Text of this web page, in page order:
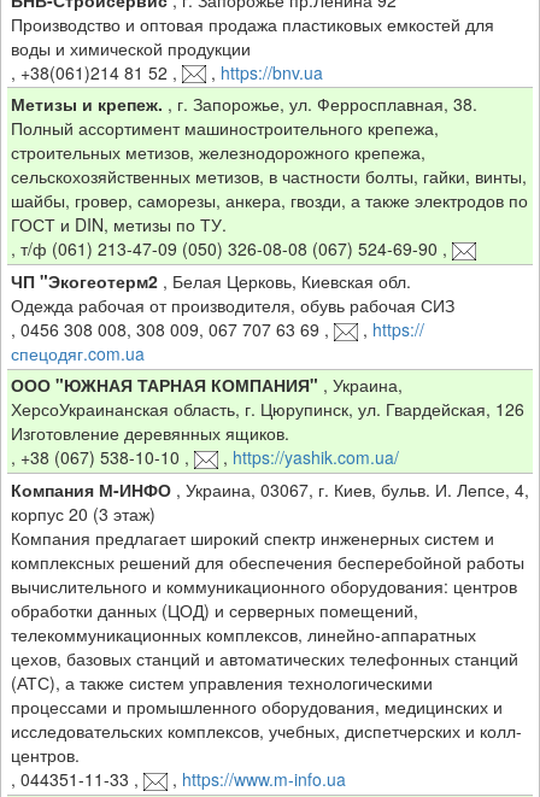
Производство и оптовая продажа пластиковых емкостей для
воды и химической продукции
, +38(061)214 81 52 , , https://bnv.ua
Метизы и крепеж. , г. Запорожье, ул. Ферросплавная, 38.
Полный ассортимент машиностроительного крепежа,
строительных метизов, железнодорожного крепежа,
сельскохозяйственных метизов, в частности болты, гайки, винты,
шайбы, гровер, саморезы, анкера, гвозди, а также электродов по
ГОСТ и DIN, метизы по ТУ.
, т/ф (061) 213-47-09 (050) 326-08-08 (067) 524-69-90 ,
ЧП "Экогеотерм2, Белая Церковь, Киевская обл.
Одежда рабочая от производителя, обувь рабочая СИЗ
, 0456 308 008, 308 009, 067 707 63 69 , , https://
спецодяг.com.ua
ООО "ЮЖНАЯ ТАРНАЯ КОМПАНИЯ" , Украина,
ХерсоУкраинанская область, г. Цюрупинск, ул. Гвардейская, 126
Изготовление деревянных ящиков.
, +38 (067) 538-10-10 , , https://yashik.com.ua/
Компания М-ИНФО, Украина, 03067, г. Киев, бульв. И. Лепсе, 4,
корпус 20 (3 этаж)
Компания предлагает широкий спектр инженерных систем и
комплексных решений для обеспечения бесперебойной работы
вычислительного и коммуникационного оборудования: центров
обработки данных (ЦОД) и серверных помещений,
телекоммуникационных комплексов, линейно-аппаратных
цехов, базовых станций и автоматических телефонных станций
(АТС), а также систем управления технологическими
процессами и промышленного оборудования, медицинских и
исследовательских комплексов, учебных, диспетчерских и колл-
центров.
, 044351-11-33 , , https://www.m-info.ua